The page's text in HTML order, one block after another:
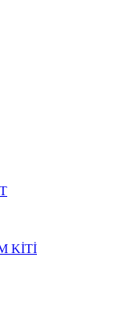
KİTİ